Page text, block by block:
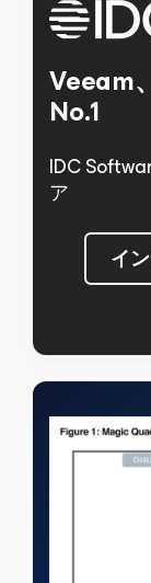
Veeam
No.1
IDC
ア
イ